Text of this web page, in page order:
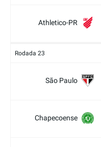
Athletico-PR
Rodada 23
São Paulo
Chapecoense